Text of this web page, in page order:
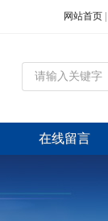
网站首页
在线留言